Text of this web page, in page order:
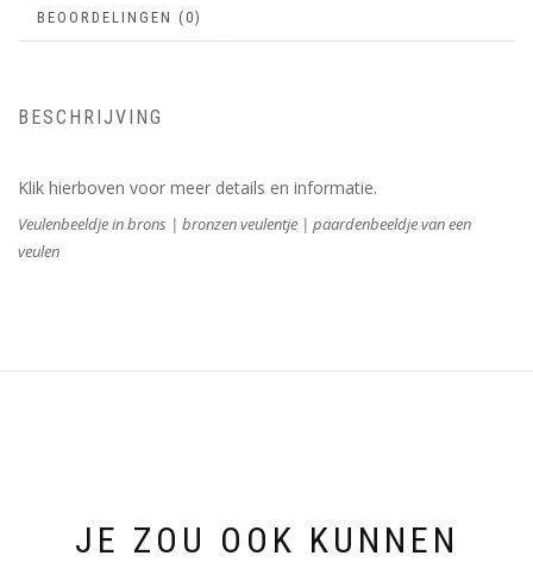
BEOORDELINGEN (0)
BESCHRIJVING
Klik hierboven voor meer details en informatie.
Veulenbeeldje in brons | bronzen veulentje | paardenbeeldje van een
veulen
JE ZOU OOK KUNNEN